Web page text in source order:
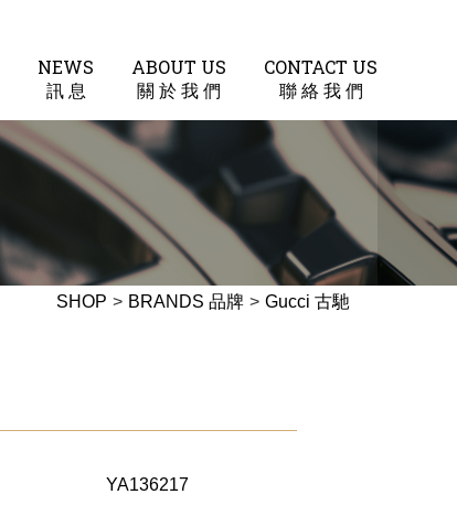
NEWS
訊 息
ABOUT US
關 於 我 們
CONTACT US
聯 絡 我 們
SHOP > BRANDS 品牌 > Gucci 古馳
YA136217